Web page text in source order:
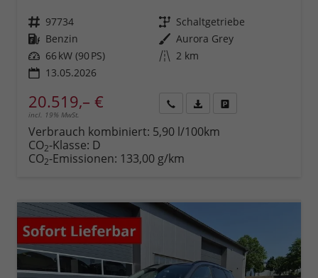
Fahrzeugnr. 97734 Getriebe Schaltgetriebe
Kraftstoff Benzin Außenfarbe Aurora Grey
Leistung 66 kW (90 PS) Kilometerstand 2 km
13.05.2026
20.519,– €
incl. 19% MwSt.
anfordern
Datei,
Verbrauch kombiniert: 5,90 l/100km
CO2-Klasse: D
CO2-Emissionen: 133,00 g/km